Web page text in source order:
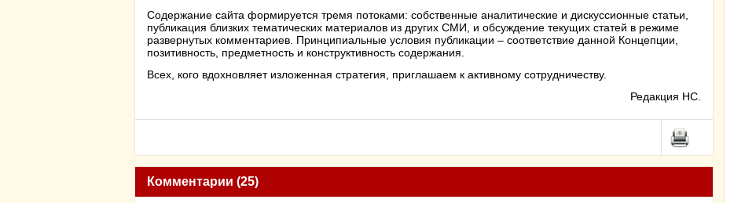
Содержание сайта формируется тремя потоками: собственные аналитические и дискуссионные статьи,
публикация близких тематических материалов из других СМИ, и обсуждение текущих статей в режиме
развернутых комментариев. Принципиальные условия публикации – соответствие данной Концепции,
позитивность, предметность и конструктивность содержания.
Всех, кого вдохновляет изложенная стратегия, приглашаем к активному сотрудничеству.
Редакция НС.
Комментарии (25)